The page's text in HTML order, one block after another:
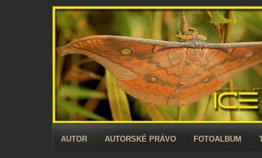
AUTOR AUTORSKÉ PRÁVO FOTOALBUM